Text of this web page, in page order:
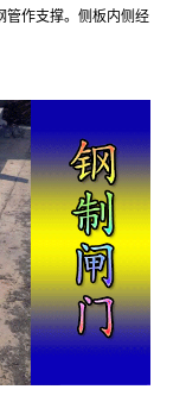
管作支撑。侧板内侧经